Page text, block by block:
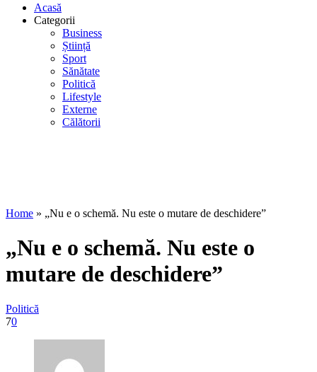
Acasă
Categorii
Business
Știință
Sport
Sănătate
Politică
Lifestyle
Externe
Călătorii
Home » „Nu e o schemă. Nu este o mutare de deschidere”
„Nu e o schemă. Nu este o
mutare de deschidere”
Politică
70